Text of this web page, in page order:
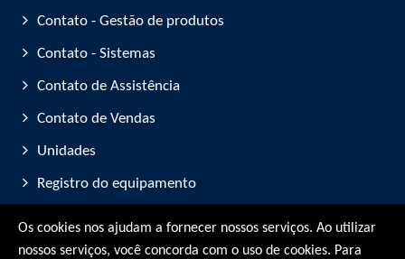
Contato - Gestão de produtos
Contato - Sistemas
Contato de Assistência
Contato de Vendas
Unidades
Registro do equipamento
Os cookies nos ajudam a fornecer nossos serviços. Ao utilizar
nossos serviços, você concorda com o uso de cookies. Para